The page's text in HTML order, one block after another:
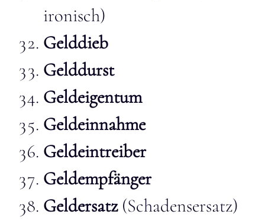
ironisch)
Gelddieb
Gelddurst
Geldeigentum
Geldeinnahme
Geldeintreiber
Geldempfänger
Geldersatz(Schadensersatz)